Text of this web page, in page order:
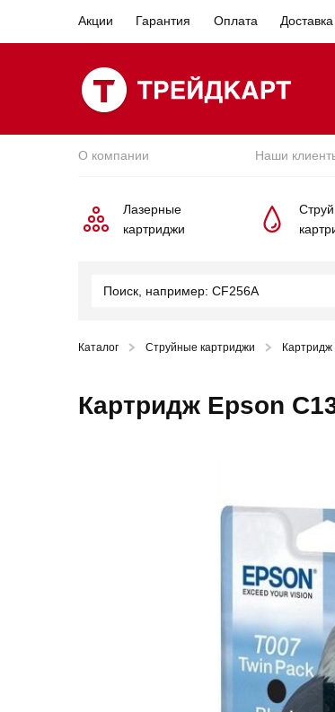
Акции Гарантия Оплата Доставка
О компании Наши
Лазерные
картриджи
Каталог Струйные картриджи
Картридж Epson